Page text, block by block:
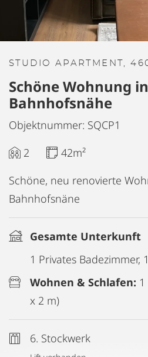
STUDIO APARTMENT,
Schöne Wohnung in
Bahnhofsnähe
Objektnummer: SQCP1
2
42m²
Schöne, neu renovierte
Bahnhofsnäne
Gesamte Unterkunft
1 Privates Badezimmer,
Wohnen & Schlafen:
x 2 m)
6. Stockwerk